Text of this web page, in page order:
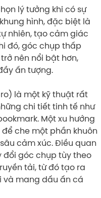
lý tưởng khi có sự
hình, đặc biệt là
nhiên, tạo cảm giác
đó, góc chụp thấp
nên nổi bật hơn,
ấn tượng.
là một kỹ thuật rất
chi tiết tinh tế như
Một xu hướng
che một phần khuôn
cảm xúc. Điều quan
góc chụp tùy theo
tải, từ đó tạo ra
và mang dấu ấn cá